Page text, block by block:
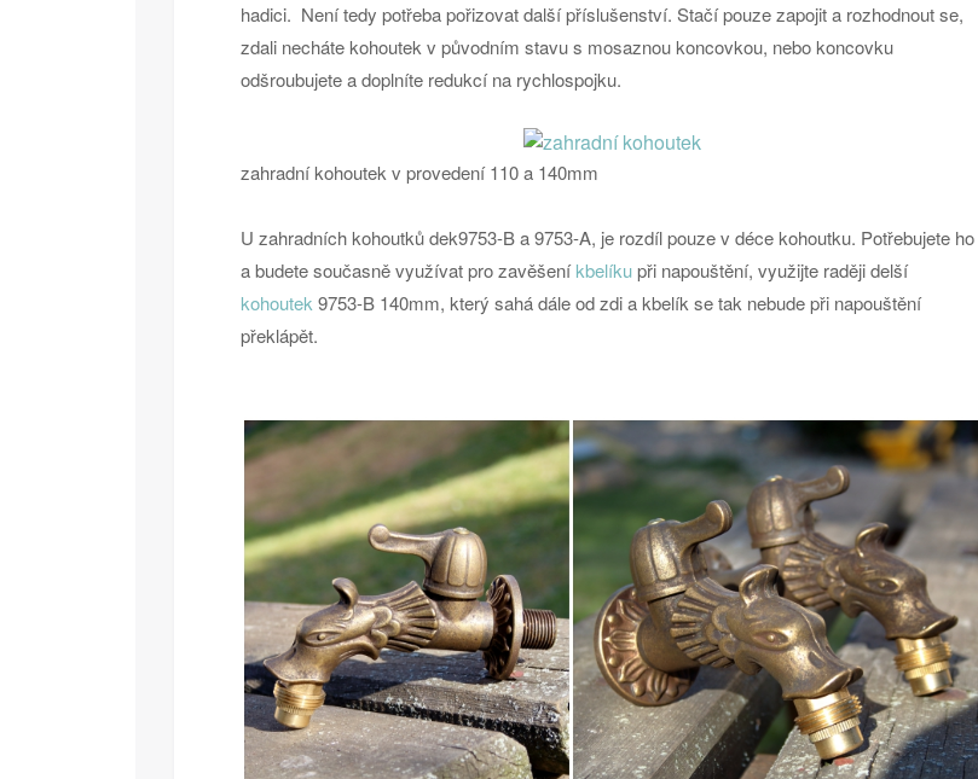
hadici. Není tedy potřeba pořizovat další příslušenství. Stačí pouze zapojit a rozhodnout se,
zdali necháte kohoutek v původním stavu s mosaznou koncovkou, nebo koncovku
odšroubujete a doplníte redukcí na rychlospojku.
zahradní kohoutek v provedení 110 a 140mm
U zahradních kohoutků dek9753-B a 9753-A, je rozdíl pouze v déce kohoutku. Potřebujete ho
a budete současně využívat pro zavěšeníkbelíkupři napouštění, využijte raději delší
kohoutek 9753-B 140mm, který sahá dále od zdi a kbelík se tak nebude při napouštění
překlápět.